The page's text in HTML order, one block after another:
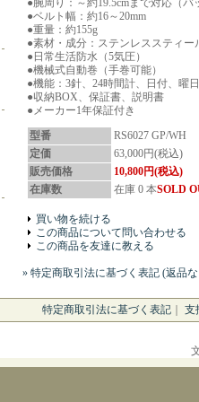
●腕周り：～約19.5cmまで対応（バ
●ベルト幅：約16～20mm
●重量：約155g
●素材・成分：ステンレススティ
●日常生活防水（5気圧）
●機械式自動巻（手巻可能）
●機能：3針、24時間計、日付、曜
●収納BOX、保証書、説明書
●メーカー1年保証付き
型番
RS6027 GP/WH
定価
63,000円(税込)
販売価格
10,800円(税込)
在庫数
在庫 0 本SOLD
買い物を続ける
この商品について問い合わせる
この商品を友達に教える
» 特定商取引法に基づく表記 (返品
特定商取引法に基づく表記 支